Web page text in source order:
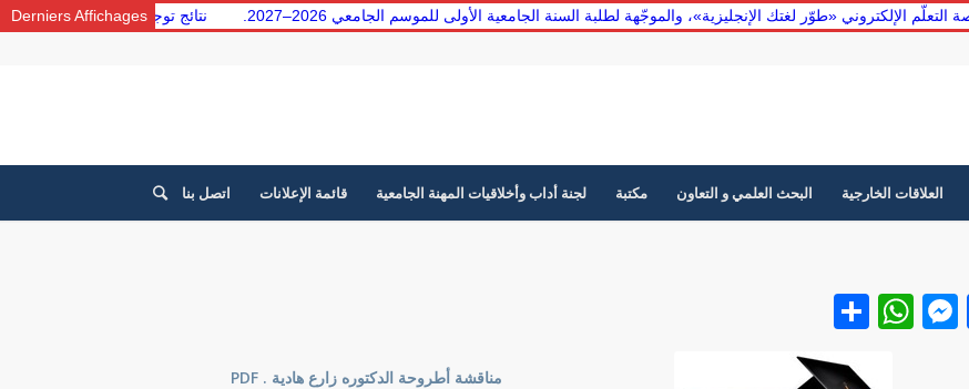
Derniers Affichages منصة التعلّم الإلكتروني «طوّر لغتك الإنجليزية»، والموجّهة لطلبة السنة الجامعية الأولى للموسم الجامعي 2026–2027. نتائج توجيه الطلبة من
العلاقات الخارجية البحث العلمي و التعاون مكتبة لجنة أداب وأخلاقيات المهنة الجامعية قائمة الإعلانات اتصل بنا
Facebook
Messenger
WhatsApp
نشر
مناقشة أطروحة الدكتوره زارع هادية . PDF